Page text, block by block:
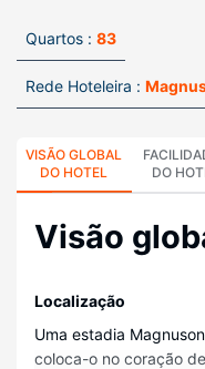
Quartos : 83
Rede Hoteleira :
VISÃO GLOBAL
DO HOTEL
DO
Visão
Localização
Uma estadia
coloca-o no coração